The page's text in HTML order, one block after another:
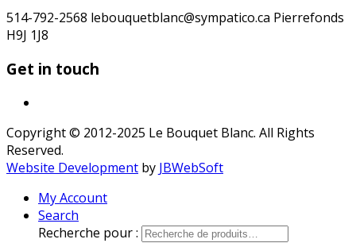
514-792-2568 lebouquetblanc@sympatico.ca Pierrefonds
H9J 1J8
Get in touch
Copyright © 2012-2025 Le Bouquet Blanc. All Rights
Reserved.
Website Development by JBWebSoft
My Account
Search
Recherche pour :